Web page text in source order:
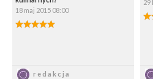
18 maj 2015 08:00
5.00/5
redakcja
29